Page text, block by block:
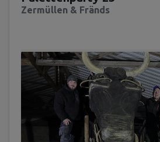
Zermüllen & Fränds